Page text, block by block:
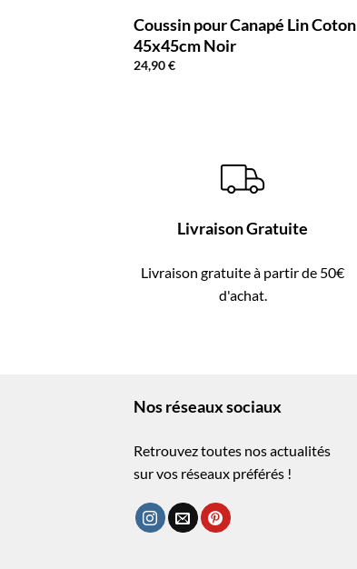
Coussin pour Canapé Lin Coton
45x45cm Noir
24,90€
Livraison Gratuite
Livraison gratuite à partir de 50€
d'achat.
Nos réseaux sociaux
Retrouvez toutes nos actualités
sur vos réseaux préférés !